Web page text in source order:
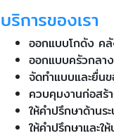
บริการของเรา
ออกแบบโกดัง คลั
ออกแบบครัวกลาง
จัดทำแบบและยื่น
ควบคุมงานก่อสร้
ให้คำปรึกษาด้านร
ให้คำปรึกษาและ